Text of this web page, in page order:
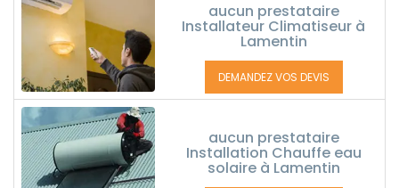
aucun prestataire
Installateur Climatiseur à
Lamentin
DEMANDEZ VOS DEVIS
aucun prestataire
Installation Chauffe eau
solaire à Lamentin